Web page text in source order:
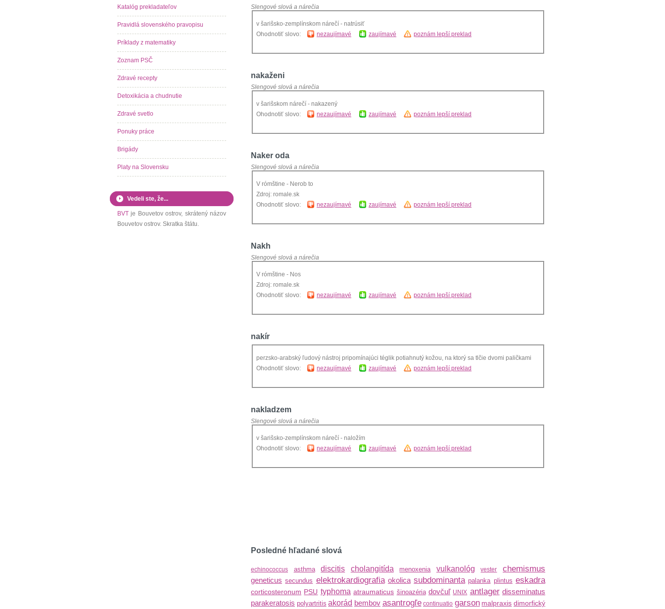
Slengové slová a nárečia
v šarišsko-zemplínskom nárečí - natrúsiť
Ohodnotiť slovo:
nezaujímavé zaujímavé poznám lepší preklad
nakaženi
Slengové slová a nárečia
v šarišskom nárečí - nakazený
Ohodnotiť slovo:
nezaujímavé zaujímavé poznám lepší preklad
Naker oda
Slengové slová a nárečia
V rómštine - Nerob to
Zdroj: romale.sk
Ohodnotiť slovo:
nezaujímavé zaujímavé poznám lepší preklad
Nakh
Slengové slová a nárečia
V rómštine - Nos
Zdroj: romale.sk
Ohodnotiť slovo:
nezaujímavé zaujímavé poznám lepší preklad
nakír
perzsko-arabský ľudový nástroj pripomínajúci téglik potiahnutý kožou, na ktorý sa tlčie dvomi paličkami
Ohodnotiť slovo:
nezaujímavé zaujímavé poznám lepší preklad
nakladzem
Slengové slová a nárečia
v šarišsko-zemplínskom nárečí - naložím
Ohodnotiť slovo:
nezaujímavé zaujímavé poznám lepší preklad
Posledné hľadané slová
echinococcus asthma discitis cholangitída menoxenia vulkanológ vester chemismus
geneticus secundus elektrokardiografia okolica subdominanta palanka plintus eskadra
corticosteronum PSU typhoma atraumaticus šinoazéria dovčuľ UNIX antlager disseminatus
parakeratosis polyartritis akorád bembov asantrogľe continuatio garson malpraxis dimorfický
Katalóg prekladateľov
Pravidlá slovenského pravopisu
Príklady z matematiky
Zoznam PSČ
Zdravé recepty
Detoxikácia a chudnutie
Zdravé svetlo
Ponuky práce
Brigády
Platy na Slovensku
Vedeli ste, že...
BVT je Bouvetov ostrov, skrátený názov
Bouvetov ostrov. Skratka štátu.